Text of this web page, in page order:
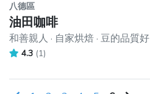
八德區
油田咖啡
和善親人 · 自家烘焙 · 豆的品質好
4.3 (1)